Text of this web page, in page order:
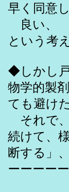
早く同意
良い、
という考
◆しかし
物学的製
ても避け
それで、
続けて、
断する」
ーーーー